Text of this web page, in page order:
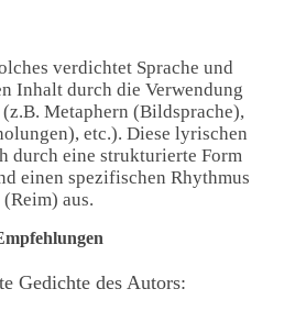
verdichtet Sprache und
Inhalt durch die Verwendung
Metaphern (Bildsprache),
etc.). Diese lyrischen
durch eine strukturierte Form
einen spezifischen Rhythmus
(Reim) aus.
Gedichte des Autors: